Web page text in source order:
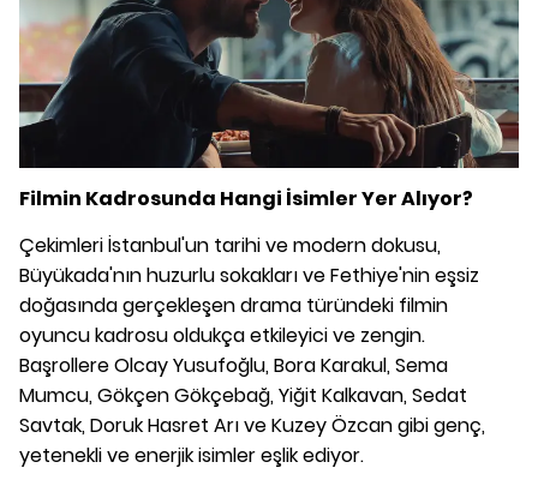
Filmin Kadrosunda Hangi İsimler Yer Alıyor?
Çekimleri İstanbul'un tarihi ve modern dokusu,
Büyükada'nın huzurlu sokakları ve Fethiye'nin eşsiz
doğasında gerçekleşen drama türündeki filmin
oyuncu kadrosu oldukça etkileyici ve zengin.
Başrollere Olcay Yusufoğlu, Bora Karakul, Sema
Mumcu, Gökçen Gökçebağ, Yiğit Kalkavan, Sedat
Savtak, Doruk Hasret Arı ve Kuzey Özcan gibi genç,
yetenekli ve enerjik isimler eşlik ediyor.